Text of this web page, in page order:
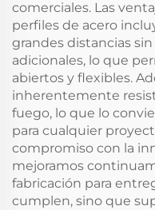
comerciales. Las
perfiles de acero
grandes distancias
adicionales, lo que
abiertos y flexibles.
inherentemente
fuego, lo que lo
para cualquier
compromiso con la
mejoramos
fabricación para
cumplen, sino que